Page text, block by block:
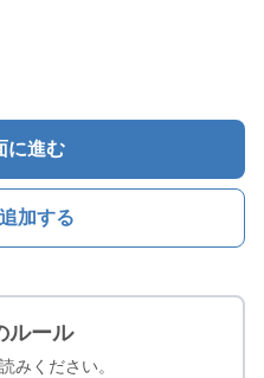
に進む
加する
ルール
みください。